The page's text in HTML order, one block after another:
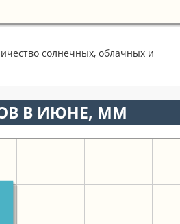
солнечных, облачных и
В ИЮНЕ, ММ